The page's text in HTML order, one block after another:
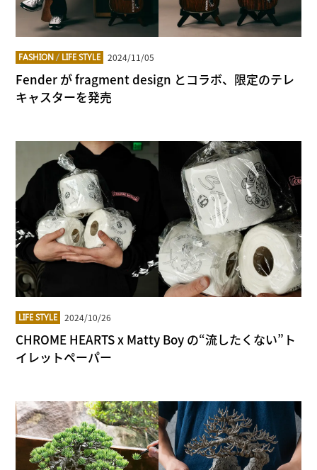
FASHION / LIFE STYLE 2024/11/05
Fender が fragment design とコラボ、限定のテレ
キャスターを発売
LIFE STYLE 2024/10/26
CHROME HEARTS x Matty Boy の“流したくない”ト
イレットペーパー